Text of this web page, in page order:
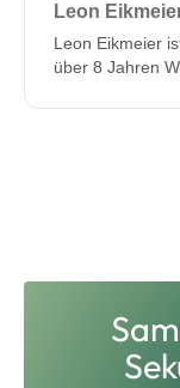
Leon
Leon Eikmeier
über 8 Jahren